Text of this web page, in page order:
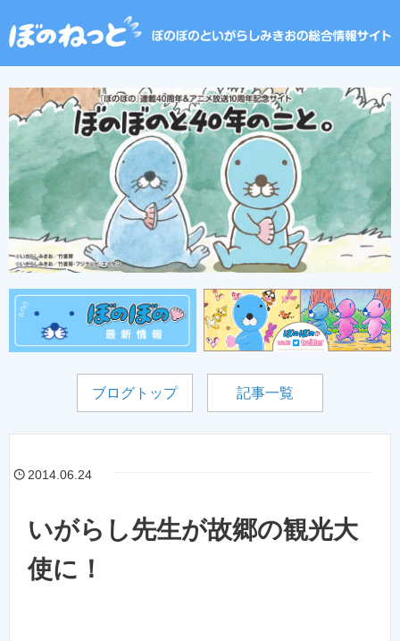
ブログトップ 記事一覧
2014.06.24
いがらし先生が故郷の観光大
使に！